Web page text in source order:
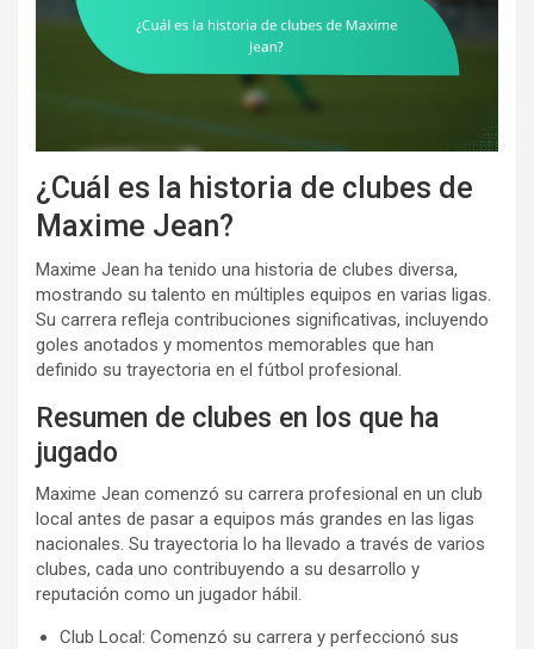
¿Cuál es la historia de clubes de
Maxime Jean?
Maxime Jean ha tenido una historia de clubes diversa,
mostrando su talento en múltiples equipos en varias ligas.
Su carrera refleja contribuciones significativas, incluyendo
goles anotados y momentos memorables que han
definido su trayectoria en el fútbol profesional.
Resumen de clubes en los que ha
jugado
Maxime Jean comenzó su carrera profesional en un club
local antes de pasar a equipos más grandes en las ligas
nacionales. Su trayectoria lo ha llevado a través de varios
clubes, cada uno contribuyendo a su desarrollo y
reputación como un jugador hábil.
Club Local: Comenzó su carrera y perfeccionó sus